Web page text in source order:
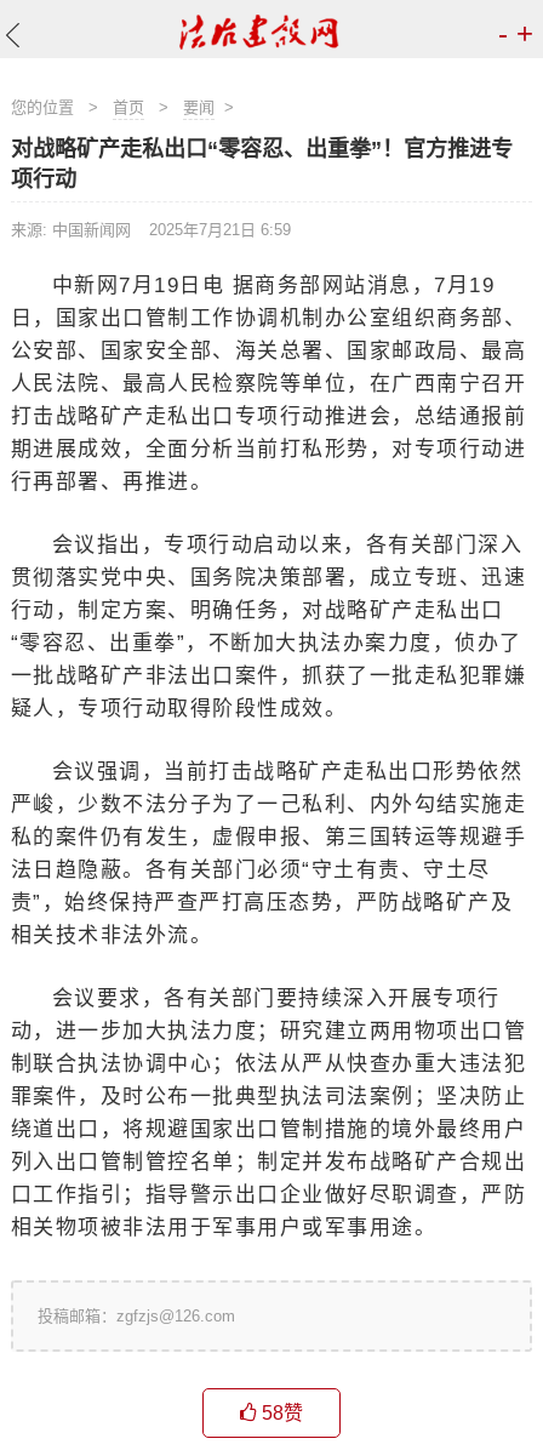
- +
您的位置 > 首页 > 要闻 >
对战略矿产走私出口“零容忍、出重拳”！官方推进专
项行动
来源: 中国新闻网 2025年7月21日 6:59
中新网7月19日电 据商务部网站消息，7月19
日，国家出口管制工作协调机制办公室组织商务部、
公安部、国家安全部、海关总署、国家邮政局、最高
人民法院、最高人民检察院等单位，在广西南宁召开
打击战略矿产走私出口专项行动推进会，总结通报前
期进展成效，全面分析当前打私形势，对专项行动进
行再部署、再推进。
会议指出，专项行动启动以来，各有关部门深入
贯彻落实党中央、国务院决策部署，成立专班、迅速
行动，制定方案、明确任务，对战略矿产走私出口
“零容忍、出重拳”，不断加大执法办案力度，侦办了
一批战略矿产非法出口案件，抓获了一批走私犯罪嫌
疑人，专项行动取得阶段性成效。
会议强调，当前打击战略矿产走私出口形势依然
严峻，少数不法分子为了一己私利、内外勾结实施走
私的案件仍有发生，虚假申报、第三国转运等规避手
法日趋隐蔽。各有关部门必须“守土有责、守土尽
责”，始终保持严查严打高压态势，严防战略矿产及
相关技术非法外流。
会议要求，各有关部门要持续深入开展专项行
动，进一步加大执法力度；研究建立两用物项出口管
制联合执法协调中心；依法从严从快查办重大违法犯
罪案件，及时公布一批典型执法司法案例；坚决防止
绕道出口，将规避国家出口管制措施的境外最终用户
列入出口管制管控名单；制定并发布战略矿产合规出
口工作指引；指导警示出口企业做好尽职调查，严防
相关物项被非法用于军事用户或军事用途。
投稿邮箱：zgfzjs@126.com
58赞